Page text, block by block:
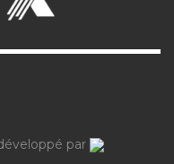
par